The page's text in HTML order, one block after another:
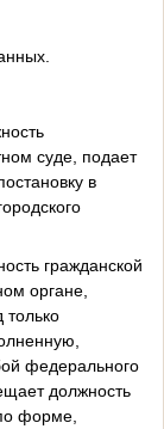
суде, подает
в
гражданской
органе,
только
федерального
должность
форме,